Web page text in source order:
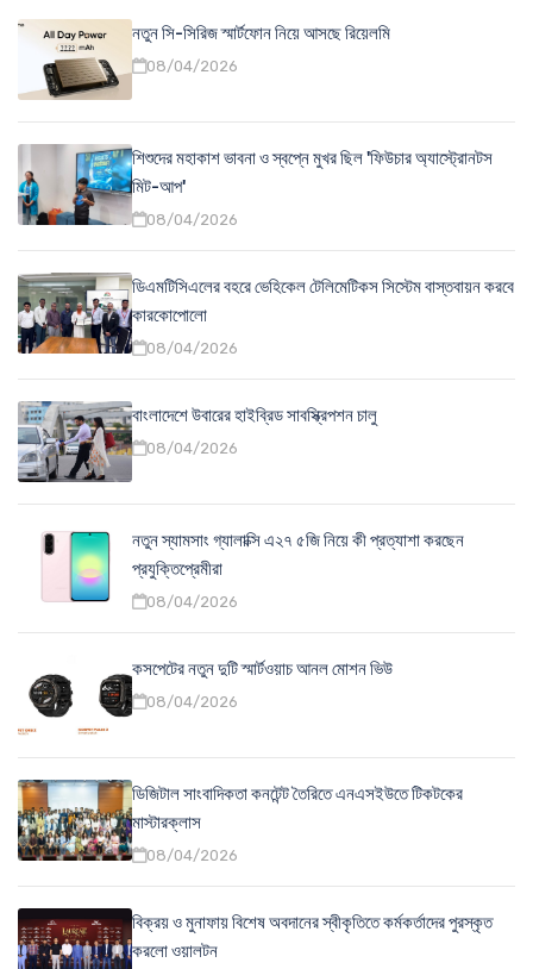
নতুন সি-সিরিজ স্মার্টফোন নিয়ে আসছে রিয়েলমি
08/04/2026
শিশুদের মহাকাশ ভাবনা ও স্বপ্নে মুখর ছিল 'ফিউচার অ্যাস্ট্রোনটস
মিট-আপ'
08/04/2026
ডিএমটিসিএলের বহরে ভেহিকেল টেলিমেটিকস সিস্টেম বাস্তবায়ন করবে
কারকোপোলো
08/04/2026
বাংলাদেশে উবারের হাইব্রিড সাবস্ক্রিপশন চালু
08/04/2026
নতুন স্যামসাং গ্যালাক্সি এ২৭ ৫জি নিয়ে কী প্রত্যাশা করছেন
প্রযুক্তিপ্রেমীরা
08/04/2026
কসপেটের নতুন দুটি স্মার্টওয়াচ আনল মোশন ভিউ
08/04/2026
ডিজিটাল সাংবাদিকতা কনটেন্ট তৈরিতে এনএসইউতে টিকটকের
মাস্টারক্লাস
08/04/2026
বিক্রয় ও মুনাফায় বিশেষ অবদানের স্বীকৃতিতে কর্মকর্তাদের পুরস্কৃত
করলো ওয়ালটন